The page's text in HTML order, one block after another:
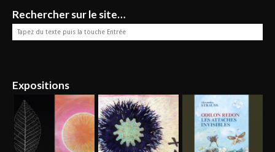
Rechercher sur le site…
Expositions